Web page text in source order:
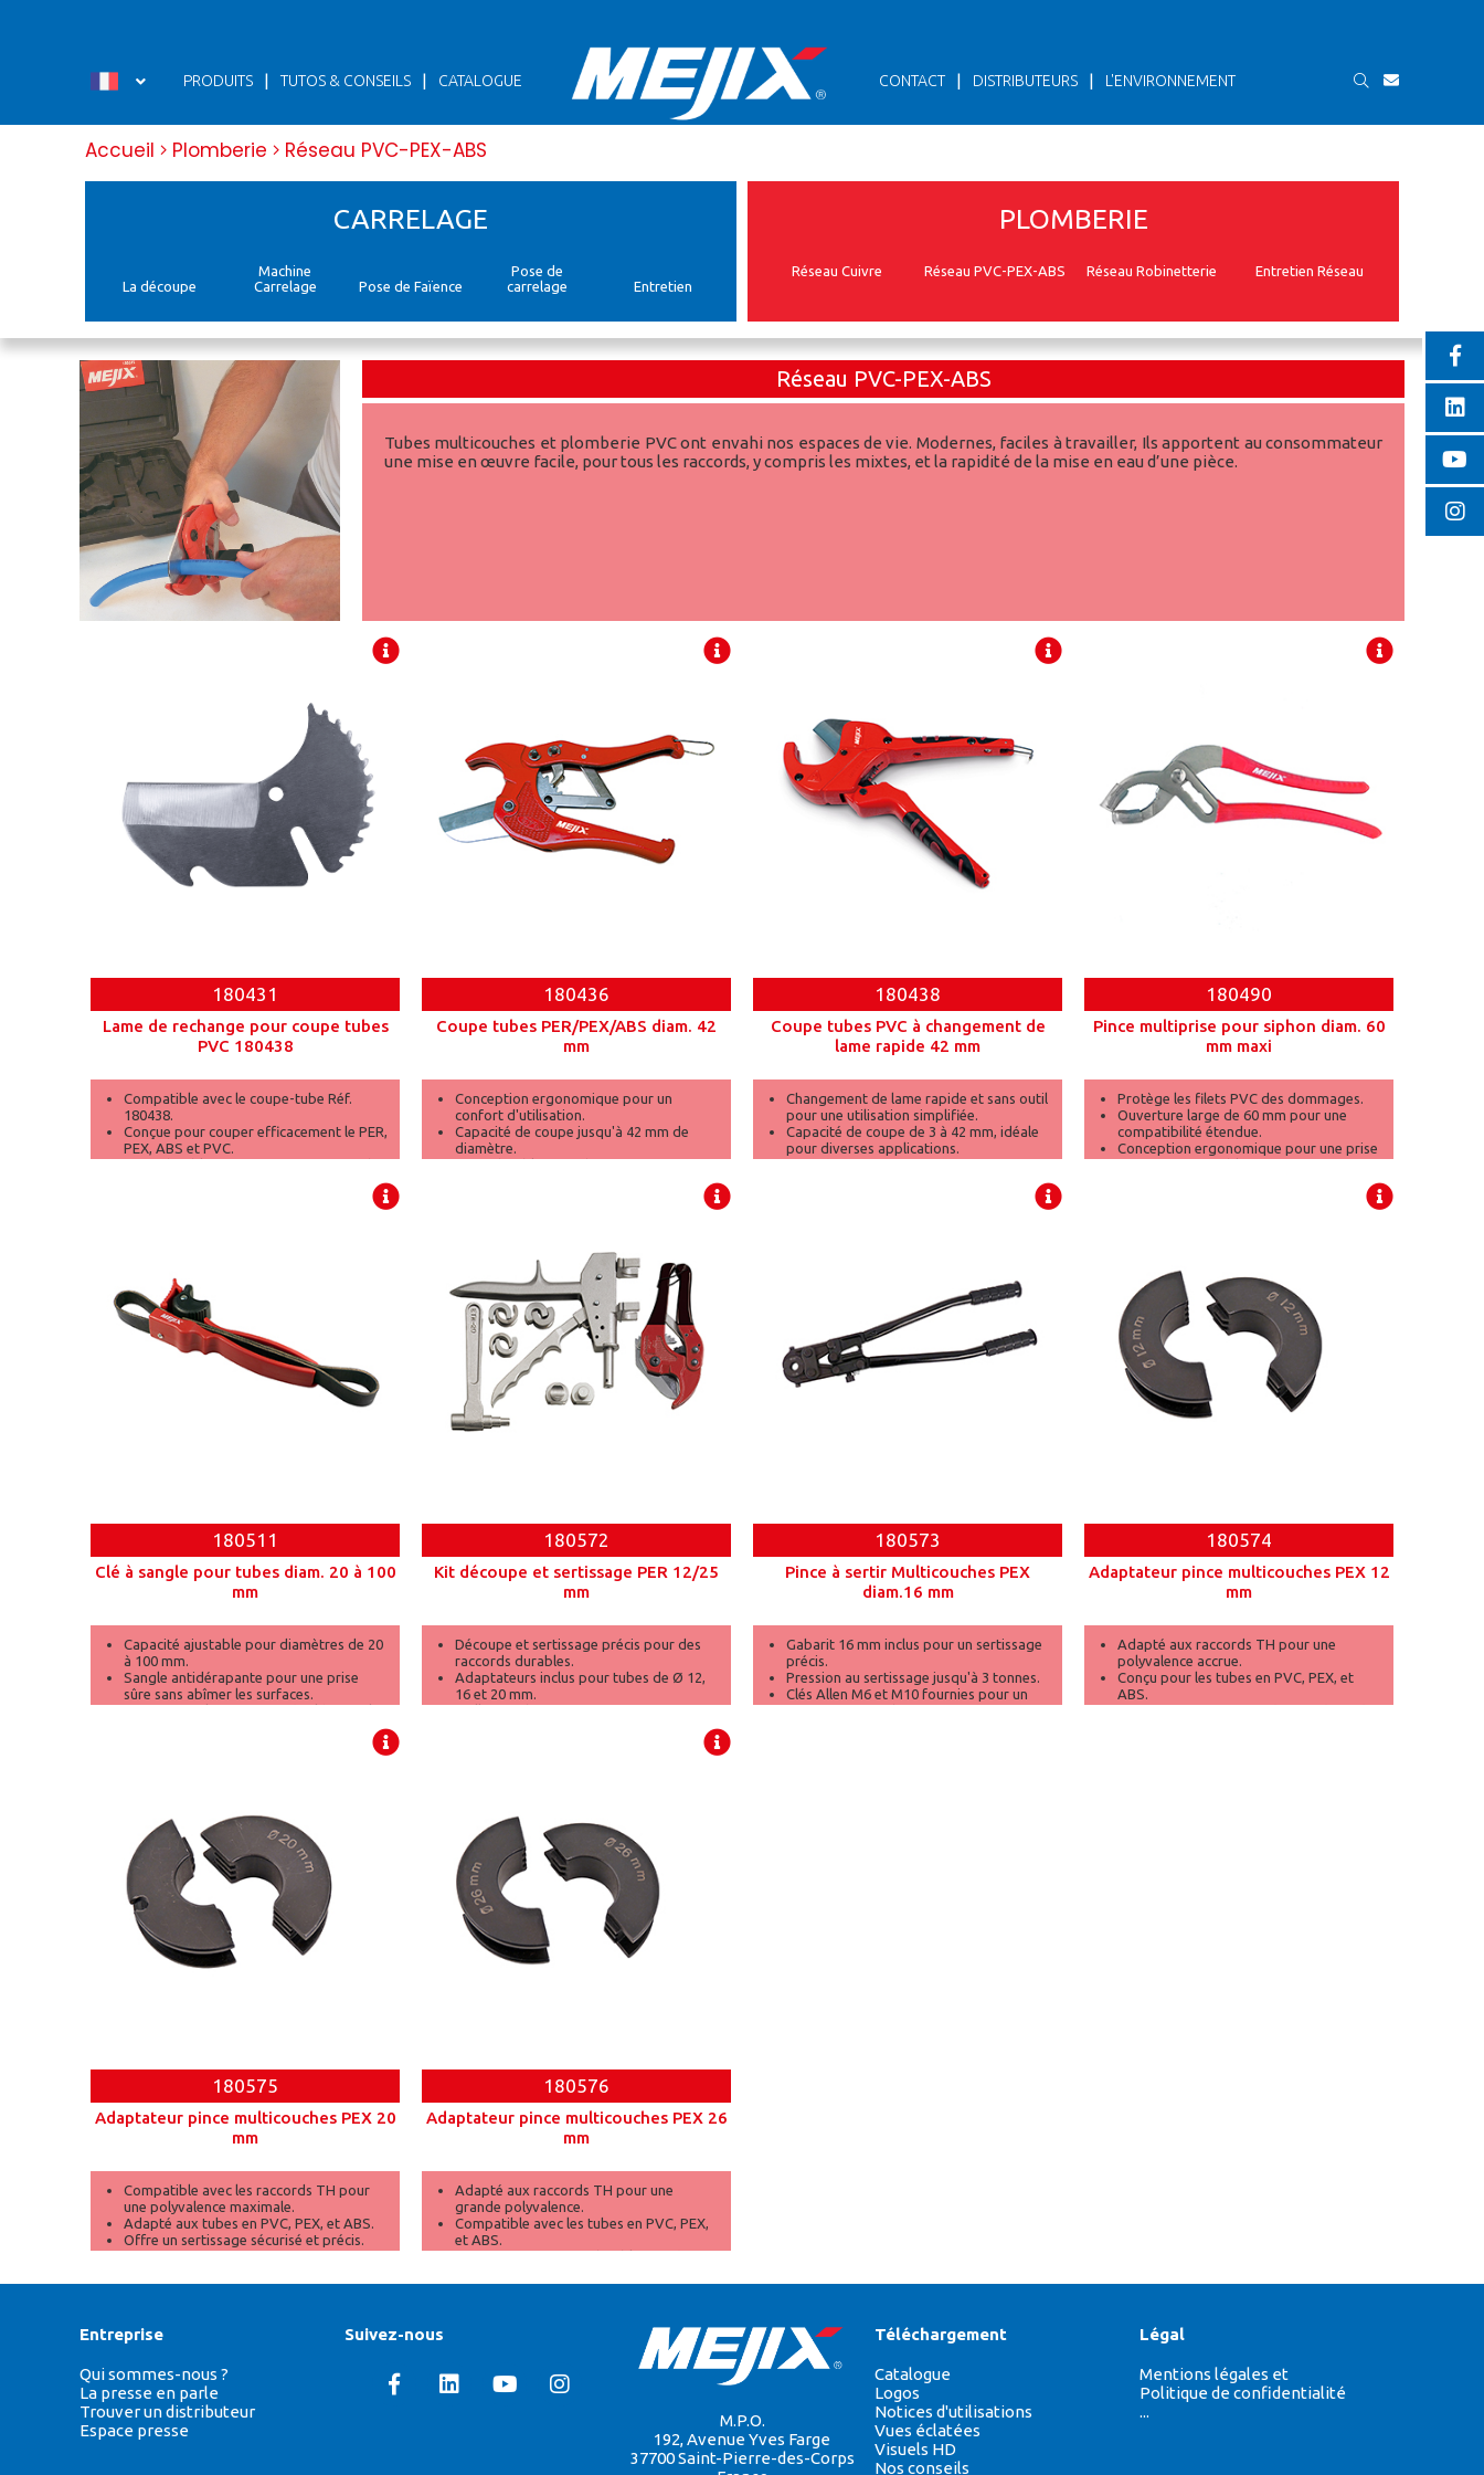
PRODUITS | TUTOS & CONSEILS | CATALOGUE CONTACT | DISTRIBUTEURS | L'ENVIRONNEMENT
Accueil Plomberie Réseau PVC-PEX-ABS
CARRELAGE
La découpe
Machine
Carrelage
Pose de Faïence
Pose de
carrelage
Entretien
PLOMBERIE
Réseau Cuivre Réseau PVC-PEX-ABS Réseau Robinetterie Entretien Réseau
Réseau PVC-PEX-ABS
Tubes multicouches et plomberie PVC ont envahi nos espaces de vie. Modernes, faciles à travailler, Ils apportent au consommateur
une mise en œuvre facile, pour tous les raccords, y compris les mixtes, et la rapidité de la mise en eau d’une pièce.
180431
Lame de rechange pour coupe tubes
PVC 180438
Compatible avec le coupe-tube Réf.
180438.
Conçue pour couper efficacement le PER,
PEX, ABS et PVC.
180436
Coupe tubes PER/PEX/ABS diam. 42
mm
Conception ergonomique pour un
confort d'utilisation.
Capacité de coupe jusqu'à 42 mm de
diamètre.
180438
Coupe tubes PVC à changement de
lame rapide 42 mm
Changement de lame rapide et sans outil
pour une utilisation simplifiée.
Capacité de coupe de 3 à 42 mm, idéale
pour diverses applications.
180490
Pince multiprise pour siphon diam. 60
mm maxi
Protège les filets PVC des dommages.
Ouverture large de 60 mm pour une
compatibilité étendue.
Conception ergonomique pour une prise
180511
Clé à sangle pour tubes diam. 20 à 100
mm
Capacité ajustable pour diamètres de 20
à 100 mm.
Sangle antidérapante pour une prise
sûre sans abîmer les surfaces.
180572
Kit découpe et sertissage PER 12/25
mm
Découpe et sertissage précis pour des
raccords durables.
Adaptateurs inclus pour tubes de Ø 12,
16 et 20 mm.
180573
Pince à sertir Multicouches PEX
diam.16 mm
Gabarit 16 mm inclus pour un sertissage
précis.
Pression au sertissage jusqu'à 3 tonnes.
Clés Allen M6 et M10 fournies pour un
180574
Adaptateur pince multicouches PEX 12
mm
Adapté aux raccords TH pour une
polyvalence accrue.
Conçu pour les tubes en PVC, PEX, et
ABS.
180575
Adaptateur pince multicouches PEX 20
mm
Compatible avec les raccords TH pour
une polyvalence maximale.
Adapté aux tubes en PVC, PEX, et ABS.
Offre un sertissage sécurisé et précis.
180576
Adaptateur pince multicouches PEX 26
mm
Adapté aux raccords TH pour une
grande polyvalence.
Compatible avec les tubes en PVC, PEX,
et ABS.
Entreprise
Qui sommes-nous ?
La presse en parle
Trouver un distributeur
Espace presse
Suivez-nous
M.P.O.
192, Avenue Yves Farge
37700 Saint-Pierre-des-Corps
Téléchargement
Catalogue
Logos
Notices d'utilisations
Vues éclatées
Visuels HD
Nos conseils
Légal
Mentions légales et
Politique de confidentialité
...